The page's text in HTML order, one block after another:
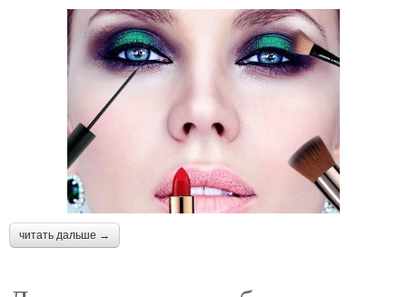
читать дальше →